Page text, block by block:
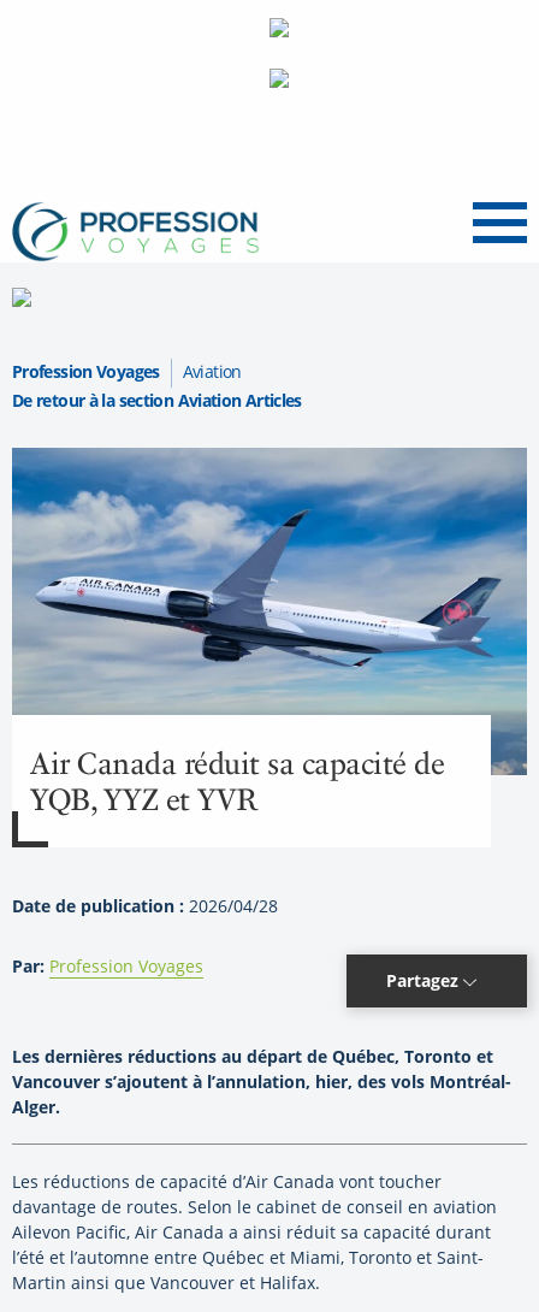
Menu
Profession Voyages
Aviation
De retour à la section Aviation Articles
Air Canada réduit sa capacité de
YQB, YYZ et YVR
Date de publication : 2026/04/28
Par: Profession Voyages
Partagez
Les dernières réductions au départ de Québec, Toronto et
Vancouver s’ajoutent à l’annulation, hier, des vols Montréal-
Alger.
Les réductions de capacité d’Air Canada vont toucher
davantage de routes. Selon le cabinet de conseil en aviation
Ailevon Pacific, Air Canada a ainsi réduit sa capacité durant
l’été et l’automne entre Québec et Miami, Toronto et Saint-
Martin ainsi que Vancouver et Halifax.